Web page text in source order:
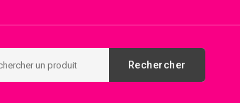
Rechercher